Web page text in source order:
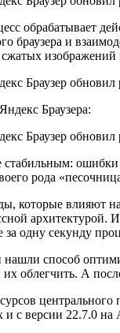
обрабатывает
и
Браузера:
стабильным:
рода
которые
архитектурой.
за одну секунду
нашли способ
А
и с версии 22.7.0 на